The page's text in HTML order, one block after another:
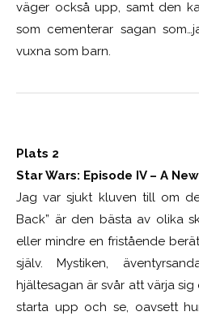
väger också upp, samt den
som cementerar sagan
vuxna som barn.
Plats 2
Star Wars: Episode IV – A
Jag var sjukt kluven till om
Back” är den bästa av olika
eller mindre en fristående
själv. Mystiken,
hjältesagan är svår att värja
starta upp och se, oavsett